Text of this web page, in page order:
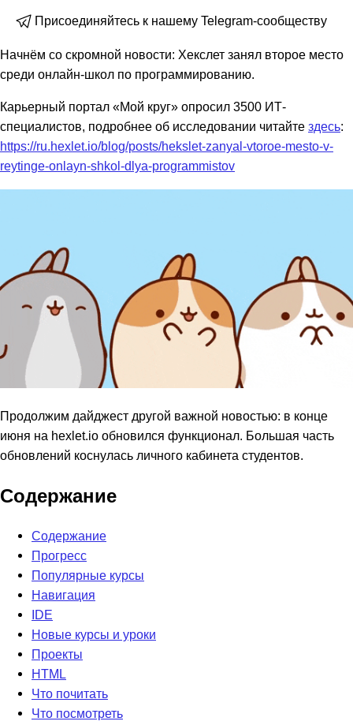
Присоединяйтесь к нашему Telegram-сообществу
Начнём со скромной новости: Хекслет занял второе место
среди онлайн-школ по программированию.
Карьерный портал «Мой круг» опросил 3500 ИТ-
специалистов, подробнее об исследовании читайте здесь:
https://ru.hexlet.io/blog/posts/hekslet-zanyal-vtoroe-mesto-v-
reytinge-onlayn-shkol-dlya-programmistov
Продолжим дайджест другой важной новостью: в конце
июня на hexlet.io обновился функционал. Большая часть
обновлений коснулась личного кабинета студентов.
Содержание
Содержание
Прогресс
Популярные курсы
Навигация
IDE
Новые курсы и уроки
Проекты
HTML
Что почитать
Что посмотреть